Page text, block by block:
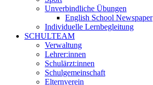
Unverbindliche Übungen
English School Newspaper
Individuelle Lernbegleitung
SCHULTEAM
Verwaltung
Lehrer:innen
Schulärzt:innen
Schulgemeinschaft
Elternverein